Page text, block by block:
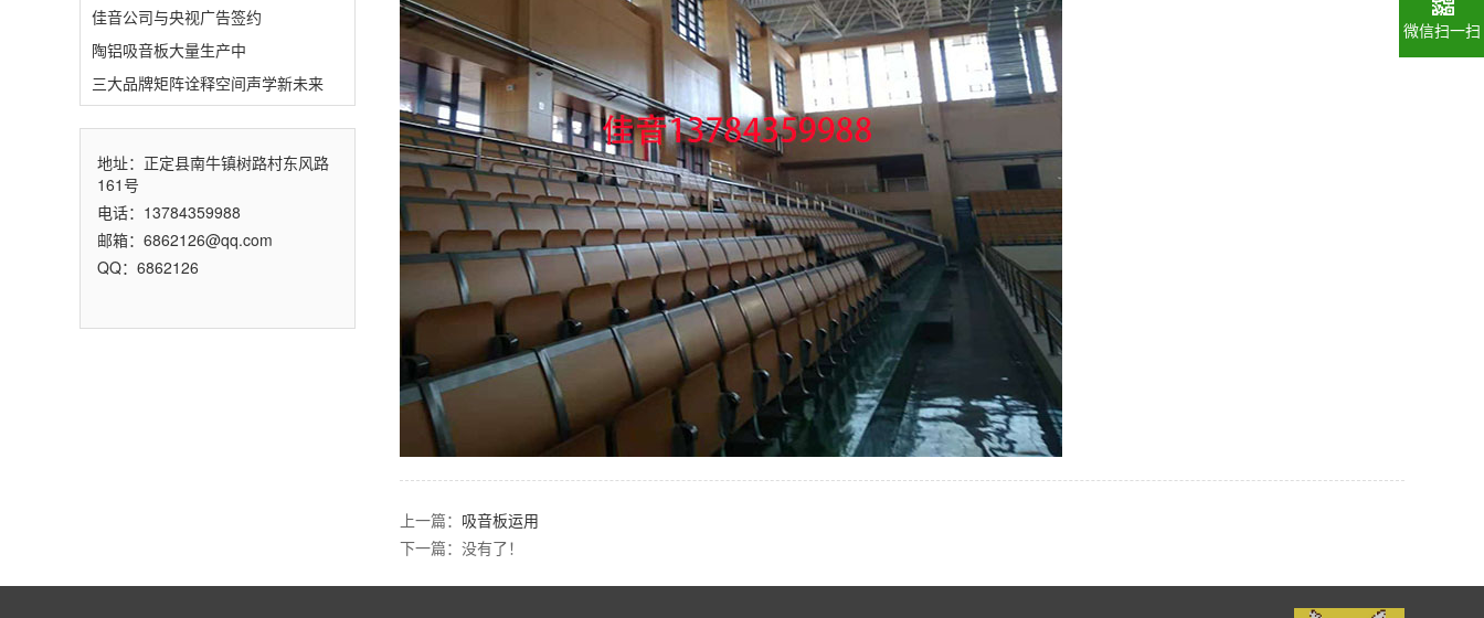
佳音公司与央视广告签约
陶铝吸音板大量生产中
三大品牌矩阵诠释空间声学新未来
地址：正定县南牛镇树路村东风路
161号
电话：13784359988
邮箱：6862126@qq.com
QQ：6862126
上一篇： 吸音板运用
下一篇：没有了！
微信扫一扫